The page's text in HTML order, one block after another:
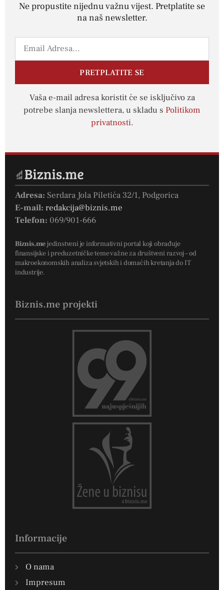
Ne propustite nijednu važnu vijest. Pretplatite se
na naš newsletter.
PRETPLATITE SE
Vaša e-mail adresa koristit će se isključivo za
potrebe slanja newslettera, u skladu s Politikom
privatnosti.
Adresa: Serdara Jola Piletića 32/1, Podgorica
E-mail: redakcija@biznis.me
Telefon: 069/901-666
Biznis.mejedinstveni je informativni portal koji obrađuje
finansijske i preduzetničke teme važne za društveni razvoj – od
makroekonomskih analiza svjetskih i domaćih kretanja do IT
industrije.
Biznis.me projekti
Informacije
O nama
Impresum